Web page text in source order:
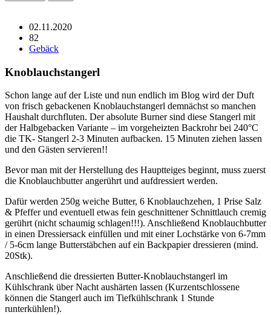
02.11.2020
82
Gebäck
Knoblauchstangerl
Schon lange auf der Liste und nun endlich im Blog wird der Duft
von frisch gebackenen Knoblauchstangerl demnächst so manchen
Haushalt durchfluten. Der absolute Burner sind diese Stangerl mit
der Halbgebacken Variante – im vorgeheizten Backrohr bei 240°C
die TK- Stangerl 2-3 Minuten aufbacken. 15 Minuten ziehen lassen
und den Gästen servieren!!
Bevor man mit der Herstellung des Hauptteiges beginnt, muss zuerst
die Knoblauchbutter angerührt und aufdressiert werden.
Dafür werden 250g weiche Butter, 6 Knoblauchzehen, 1 Prise Salz
& Pfeffer und eventuell etwas fein geschnittener Schnittlauch cremig
gerührt (nicht schaumig schlagen!!!). Anschließend Knoblauchbutter
in einen Dressiersack einfüllen und mit einer Lochstärke von 6-7mm
/ 5-6cm lange Butterstäbchen auf ein Backpapier dressieren (mind.
20Stk).
Anschließend die dressierten Butter-Knoblauchstangerl im
Kühlschrank über Nacht aushärten lassen (Kurzentschlossene
können die Stangerl auch im Tiefkühlschrank 1 Stunde
runterkühlen!).